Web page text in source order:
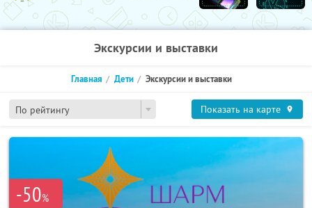
Экскурсии и выставки
По рейтингу
Главная Дети Экскурсии и выставки
Показать на карте
-50%